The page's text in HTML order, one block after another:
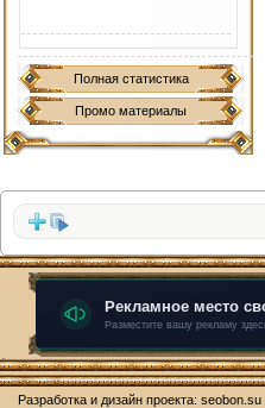
Полная статистика
Промо материалы
Разработка и дизайн проекта: seobon.su